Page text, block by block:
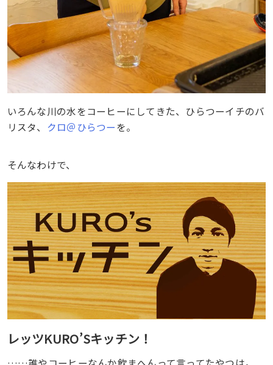
いろんな川の水をコーヒーにしてきた、ひらつーイチのバ
リスタ、
クロ＠ひらつー を。
そんなわけで、
レッツKURO’Sキッチン！